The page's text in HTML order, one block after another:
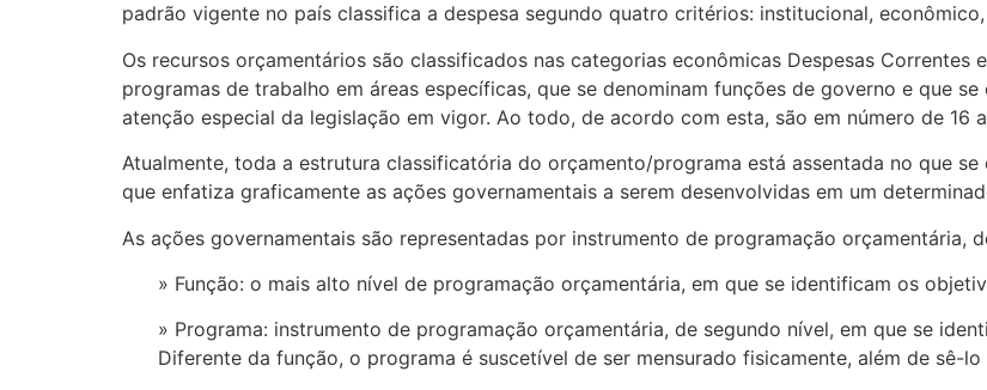
padrão vigente no país classifica a despesa segundo quatro critérios: institucional,
Os recursos orçamentários são classificados nas categorias econômicas Despesas Correntes
programas de trabalho em áreas específicas, que se denominam funções de governo e que
atenção especial da legislação em vigor. Ao todo, de acordo com esta, são em número de 16
Atualmente, toda a estrutura classificatória do orçamento/programa está assentada no que
que enfatiza graficamente as ações governamentais a serem desenvolvidas em um
As ações governamentais são representadas por instrumento de programação orçamentária,
» Função: o mais alto nível de programação orçamentária, em que se identificam os
» Programa: instrumento de programação orçamentária, de segundo nível, em que se
Diferente da função, o programa é suscetível de ser mensurado fisicamente, além de sê-lo